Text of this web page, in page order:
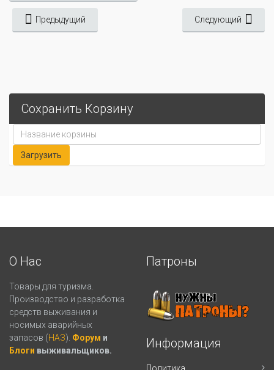
Предыдущий Следующий
Сохранить Корзину
О Нас
Товары для туризма.
Производство и разработка
средств выживания и
носимых аварийных
запасов (НАЗ). Форум и
Блоги выживальщиков.
Патроны
Информация